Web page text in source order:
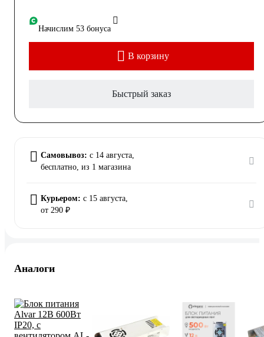
Начислим 53 бонуса
В корзину
Быстрый заказ
Самовывоз: c 14 августа,
бесплатно, из 1 магазина
Курьером: c 15 августа,
от 290 ₽
Аналоги